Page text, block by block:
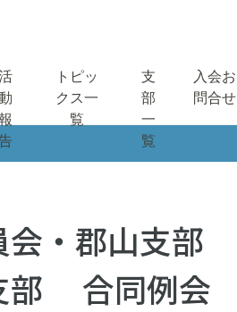
トピッ
クス一
覧
支
部
一
覧
入会お
問合せ
・郡山支部
部 合同例会